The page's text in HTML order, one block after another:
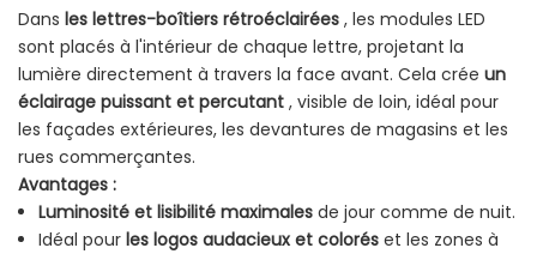
Dans les lettres-boîtiers rétroéclairées , les modules LED
sont placés à l'intérieur de chaque lettre, projetant la
lumière directement à travers la face avant. Cela crée un
éclairage puissant et percutant , visible de loin, idéal pour
les façades extérieures, les devantures de magasins et les
rues commerçantes.
Avantages :
Luminosité et lisibilité maximalesde jour comme de nuit.
Idéal pour les logos audacieux et coloréset les zones à